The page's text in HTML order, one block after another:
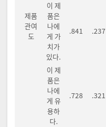
제품
관여
도
이 제
품은
나에
게 가
치가
있다.
.841 .237
이 제
품은
나에
게 유
용하
다.
.728 .321